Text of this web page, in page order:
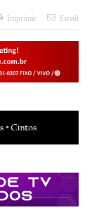
Imprimir
Email